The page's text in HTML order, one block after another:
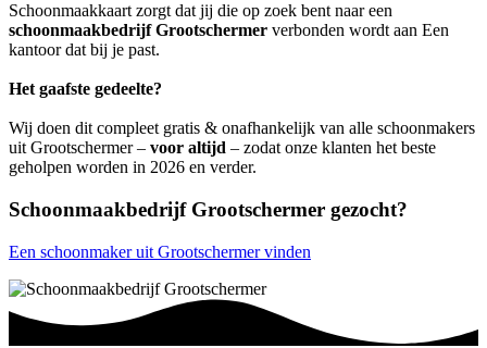
Schoonmaakkaart zorgt dat jij die op zoek bent naar een
schoonmaakbedrijf Grootschermer verbonden wordt aan Een
kantoor dat bij je past.
Het gaafste gedeelte?
Wij doen dit compleet gratis & onafhankelijk van alle schoonmakers
uit Grootschermer – voor altijd – zodat onze klanten het beste
geholpen worden in 2026 en verder.
Schoonmaakbedrijf Grootschermer gezocht?
Een schoonmaker uit Grootschermer vinden